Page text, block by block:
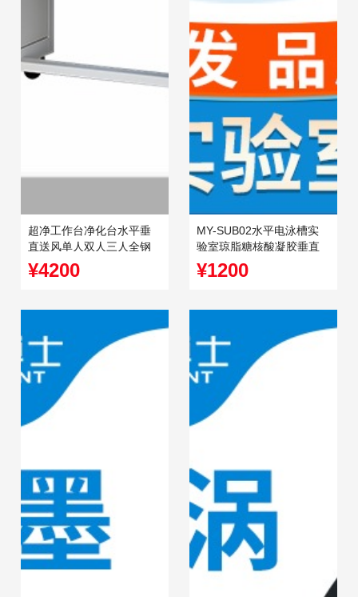
超净工作台净化台水平垂
直送风单人双人三人全钢
带紫外灯净化台
¥4200
MY-SUB02水平电泳槽实
验室琼脂糖核酸凝胶垂直
电泳仪
¥1200